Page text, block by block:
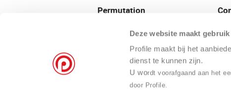
Deze website maakt
Profile maakt bij het
dienst te kunnen zijn.
U wordt voorafgaand aan het
door Profile.
Permutation
Équilibrage
Climatisation